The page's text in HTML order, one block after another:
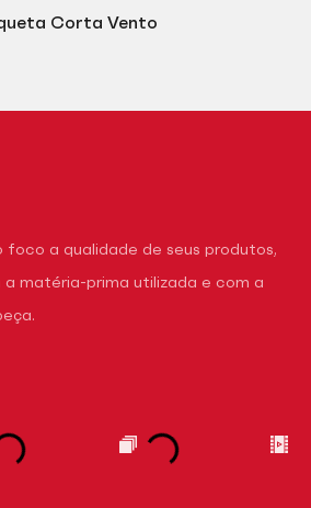
Corta Vento
a qualidade de seus produtos,
matéria-prima utilizada e com a